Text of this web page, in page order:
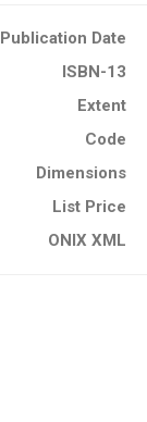
Publication Date
ISBN-13
Extent
Code
Dimensions
List Price
ONIX XML